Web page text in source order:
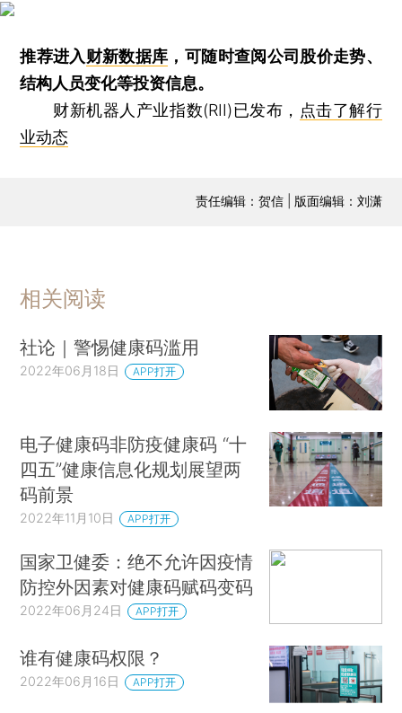
推荐进入财新数据库 ，可随时查阅公司股价走势、
结构人员变化等投资信息。
财新机器人产业指数(RII)已发布， 点击了解行
业动态
责任编辑：贺信 | 版面编辑：刘潇
相关阅读
社论｜警惕健康码滥用
2022年06月18日 APP打开
电子健康码非防疫健康码 “十
四五”健康信息化规划展望两
码前景
2022年11月10日 APP打开
国家卫健委：绝不允许因疫情
防控外因素对健康码赋码变码
2022年06月24日 APP打开
谁有健康码权限？
2022年06月16日 APP打开